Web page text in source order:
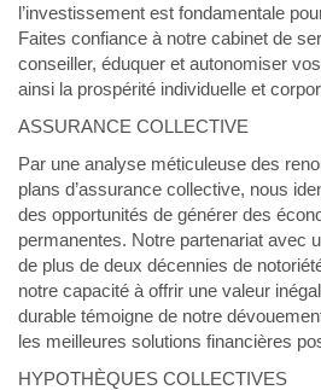
l’investissement est fondamentale
Faites confiance à notre cabinet de
conseiller, éduquer et autonomiser
ainsi la prospérité individuelle et
ASSURANCE COLLECTIVE
Par une analyse méticuleuse des
plans d’assurance collective, nous
des opportunités de générer des
permanentes. Notre partenariat avec
de plus de deux décennies de
notre capacité à offrir une valeur
durable témoigne de notre
les meilleures solutions financières
HYPOTHÈQUES COLLECTIVES